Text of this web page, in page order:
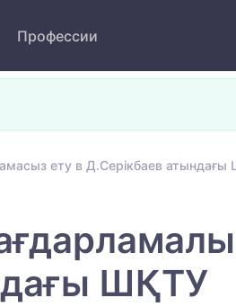
Профессии
ету в Д.Серікбаев
ШҚТУ